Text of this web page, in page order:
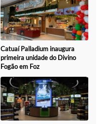
Catuaí Palladium inaugura
primeira unidade do Divino
Fogão em Foz